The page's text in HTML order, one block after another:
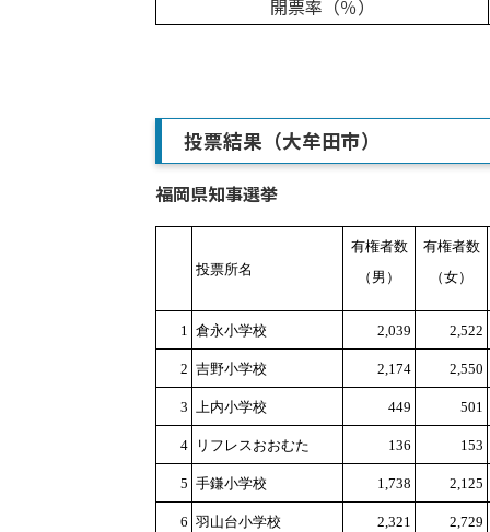
開票率（％）
投票結果（大牟田市）
福岡県知事選挙
投票所名
有権者数
（男）
有権者数
（女）
1 倉永小学校 2,039 2,522
2 吉野小学校 2,174 2,550
3 上内小学校 449 501
4 リフレスおおむた 136 153
5 手鎌小学校 1,738 2,125
6 羽山台小学校 2,321 2,729